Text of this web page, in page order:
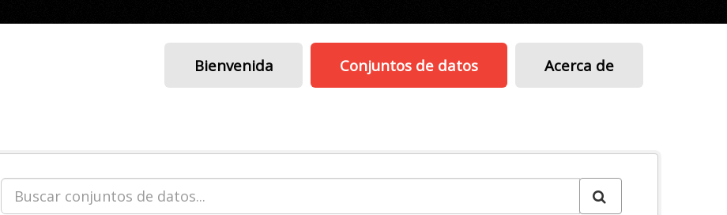
Bienvenida Conjuntos de datos Acerca de